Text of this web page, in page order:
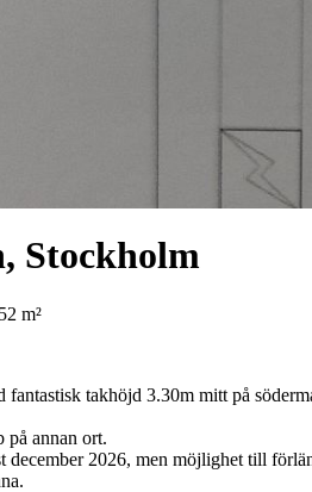
Stockholm
m²
fantastisk takhöjd 3.30m mitt på
på annan ort.
2026, men möjlighet till